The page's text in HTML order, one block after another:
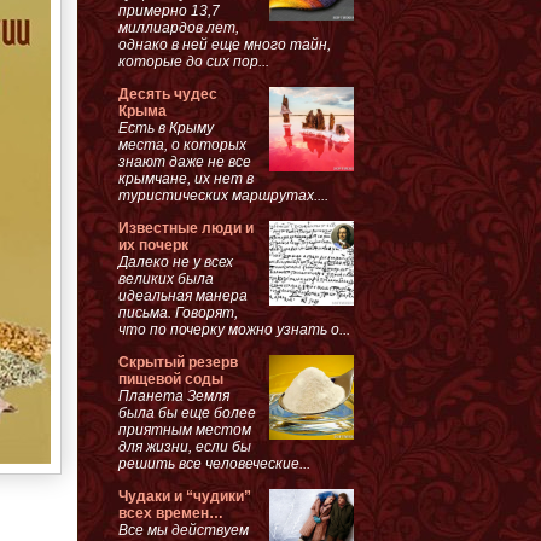
примерно 13,7
миллиардов лет,
однако в ней еще много тайн,
которые до сих пор...
Десять чудес
Крыма
Есть в Крыму
места, о которых
знают даже не все
крымчане, их нет в
туристических маршрутах....
Известные люди и
их почерк
Далеко не у всех
великих была
идеальная манера
письма. Говорят,
что по почерку можно узнать о...
Скрытый резерв
пищевой соды
Планета Земля
была бы еще более
приятным местом
для жизни, если бы
решить все человеческие...
Чудаки и “чудики”
всех времен…
Все мы действуем